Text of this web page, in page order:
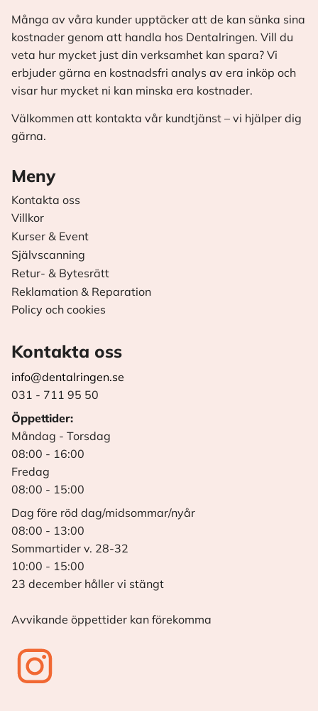
Många av våra kunder upptäcker att de kan sänka sina
kostnader genom att handla hos Dentalringen. Vill du
veta hur mycket just din verksamhet kan spara? Vi
erbjuder gärna en kostnadsfri analys av era inköp och
visar hur mycket ni kan minska era kostnader.
Välkommen att kontakta vår kundtjänst – vi hjälper dig
gärna.
Meny
Kontakta oss
Villkor
Kurser & Event
Självscanning
Retur- & Bytesrätt
Reklamation & Reparation
Policy och cookies
Kontakta oss
info@dentalringen.se
031 - 711 95 50
Öppettider:
Måndag - Torsdag
08:00 - 16:00
Fredag
08:00 - 15:00
Dag före röd dag/midsommar/nyår
08:00 - 13:00
Sommartider v. 28-32
10:00 - 15:00
23 december håller vi stängt
Avvikande öppettider kan förekomma